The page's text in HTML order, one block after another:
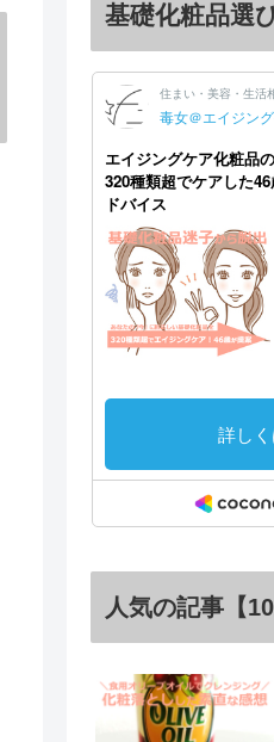
基礎化粧品選
人気の記事【